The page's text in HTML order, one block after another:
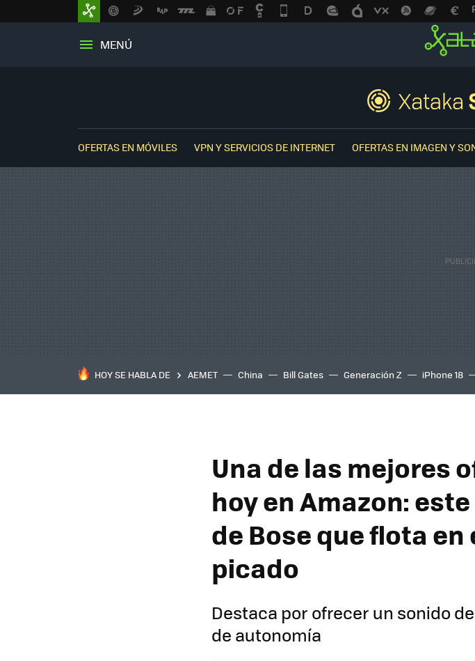
MENÚ
OFERTAS EN MÓVILES VPN Y SERVICIOS DE INTERNET OFERTAS EN IMAGEN Y
HOY SE HABLA DE AEMET China Bill Gates Generación Z iPhone 18
Una de las mejores
hoy en Amazon:
de Bose que flota en
picado
Destaca por ofrecer un sonido
de autonomía